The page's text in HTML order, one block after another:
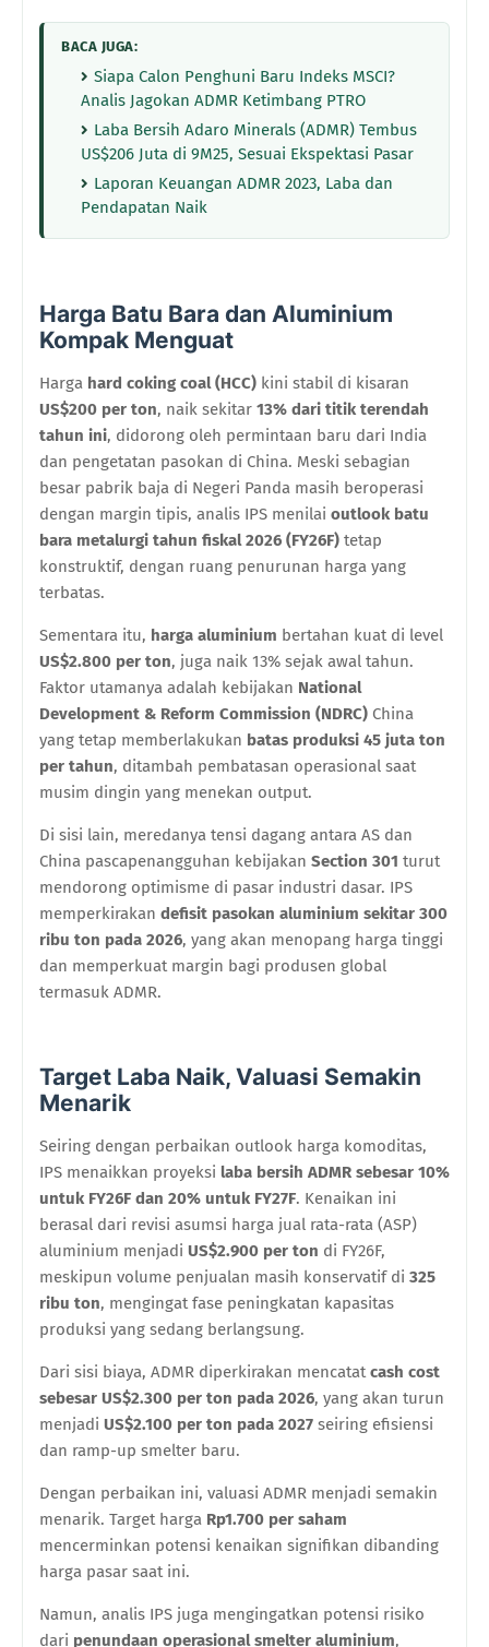
BACA JUGA:
Siapa Calon Penghuni Baru Indeks MSCI?
Analis Jagokan ADMR Ketimbang PTRO
Laba Bersih Adaro Minerals (ADMR) Tembus
US$206 Juta di 9M25, Sesuai Ekspektasi Pasar
Laporan Keuangan ADMR 2023, Laba dan
Pendapatan Naik
Harga Batu Bara dan Aluminium
Kompak Menguat
Harga hard coking coal (HCC) kini stabil di kisaran
US$200 per ton, naik sekitar 13% dari titik terendah
tahun ini, didorong oleh permintaan baru dari India
dan pengetatan pasokan di China. Meski sebagian
besar pabrik baja di Negeri Panda masih beroperasi
dengan margin tipis, analis IPS menilai outlook batu
bara metalurgi tahun fiskal 2026 (FY26F) tetap
konstruktif, dengan ruang penurunan harga yang
terbatas.
Sementara itu, harga aluminium bertahan kuat di level
US$2.800 per ton, juga naik 13% sejak awal tahun.
Faktor utamanya adalah kebijakan National
Development & Reform Commission (NDRC) China
yang tetap memberlakukan batas produksi 45 juta ton
per tahun, ditambah pembatasan operasional saat
musim dingin yang menekan output.
Di sisi lain, meredanya tensi dagang antara AS dan
China pascapenangguhan kebijakan Section 301 turut
mendorong optimisme di pasar industri dasar. IPS
memperkirakan defisit pasokan aluminium sekitar 300
ribu ton pada 2026, yang akan menopang harga tinggi
dan memperkuat margin bagi produsen global
termasuk ADMR.
Target Laba Naik, Valuasi Semakin
Menarik
Seiring dengan perbaikan outlook harga komoditas,
IPS menaikkan proyeksi laba bersih ADMR sebesar 10%
untuk FY26F dan 20% untuk FY27F. Kenaikan ini
berasal dari revisi asumsi harga jual rata-rata (ASP)
aluminium menjadi US$2.900 per ton di FY26F,
meskipun volume penjualan masih konservatif di 325
ribu ton, mengingat fase peningkatan kapasitas
produksi yang sedang berlangsung.
Dari sisi biaya, ADMR diperkirakan mencatatcash cost
sebesar US$2.300 per ton pada 2026, yang akan turun
menjadi US$2.100 per ton pada 2027 seiring efisiensi
dan ramp-up smelter baru.
Dengan perbaikan ini, valuasi ADMR menjadi semakin
menarik. Target harga Rp1.700 per saham
mencerminkan potensi kenaikan signifikan dibanding
harga pasar saat ini.
Namun, analis IPS juga mengingatkan potensi risiko
dari penundaan operasional smelter aluminium,